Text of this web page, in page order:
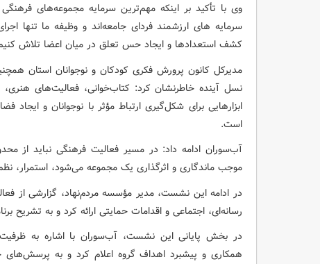
وی با تأکید بر اینکه مهم‌ترین سرمایه مجموعه‌های فرهنگی
سرمایه‌ های ارزشمند فردای جامعه‌اند و وظیفه ما تنها
کشف استعدادها و ایجاد حس تعلق در میان اعضا تلاش
مدیرکل کانون پرورش فکری کودکان و نوجوانان استان
نسل آینده خاطرنشان کرد: کتاب‌خوانی، فعالیت‌های
ابزارهایی برای شکل‌گیری ارتباط مؤثر با نوجوانان و
است.
آب‌سوران ادامه داد: در مسیر فعالیت فرهنگی نباید از
موجب ماندگاری و اثرگذاری یک مجموعه می‌شود، استمرار،
در ادامه این نشست، مدیر مؤسسه مردم‌نهاد، گزارشی از
رسانه‌ای، اجتماعی و اقدامات حمایتی ارائه کرد و به تشریح
در بخش پایانی این نشست، آب‌سوران با اشاره به
همکاری و پیشبرد اهداف گروه اعلام کرد و به پرسش‌های